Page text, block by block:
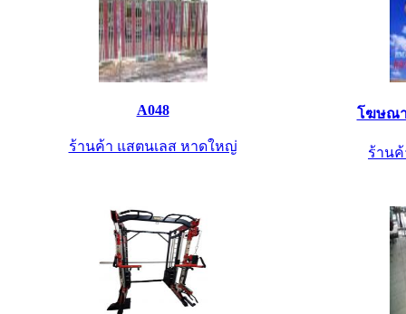
A048
ร้านค้า แสตนเลส หาดใหญ่
โฆษณา
ร้านค้